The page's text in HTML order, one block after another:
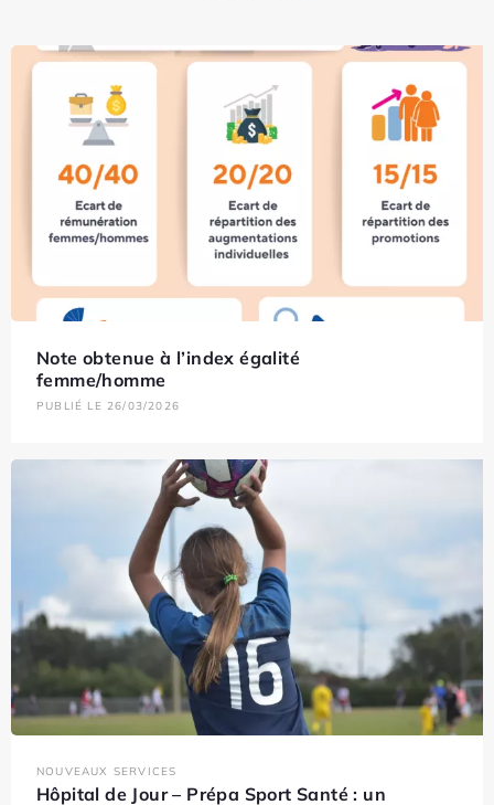
Note obtenue à l’index égalité
femme/homme
PUBLIÉ LE 26/03/2026
NOUVEAUX SERVICES
Hôpital de Jour – Prépa Sport Santé : un